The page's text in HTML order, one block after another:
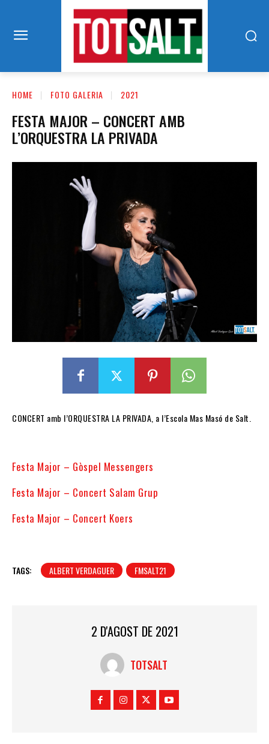
HOME FOTO GALERIA 2021
FESTA MAJOR – CONCERT AMB
L’ORQUESTRA LA PRIVADA
CONCERT amb l’ORQUESTRA LA PRIVADA, a l’Escola Mas Masó de Salt.
Festa Major – Gòspel Messengers
Festa Major – Concert Salam Grup
Festa Major – Concert Koers
TAGS: ALBERT VERDAGUER FMSALT21
2 D'AGOST DE 2021
TOTSALT